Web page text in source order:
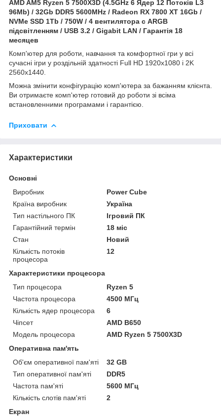
AMD AM5 Ryzen 5 7500X3D (4.5GHz 6 Ядер 12 Потоків L3
96Mb) / 32Gb DDR5 5600MHz / Radeon RX 7800 XT 16Gb /
NVMe SSD 1Tb / 750W / 4 вентилятора с ARGB
підсвітленням / USB 3.2 / Gigabit LAN / Гарантія 18
месяцев
Комп'ютер для роботи, навчання та комфортної гри у всі
сучасні ігри у роздільній здатності Full HD 1920x1080 і 2K
2560x1440.
Можна змінити конфігурацію комп'ютера за бажанням клієнта.
Ви отримаєте комп'ютер готовий до роботи зі всіма
встановленними програмами і гарантією.
Приховати
Характеристики
Основні
Виробник
Power Cube
Країна виробник
Україна
Тип настільного ПК
Ігровий ПК
Гарантійний термін
18 міс
Стан
Новий
Кількість потоків
процесора
12
Характеристики процесора
Тип процесора
Ryzen 5
Частота процесора
4500 МГц
Кількість ядер процесора
6
Чіпсет
AMD B650
Модель процесора
AMD Ryzen 5 7500X3D
Оперативна пам'ять
Об'єм оперативної пам'яті
32 GB
Тип оперативної пам'яті
DDR5
Частота пам'яті
5600 МГц
Кількість слотів пам'яті
2
Екран